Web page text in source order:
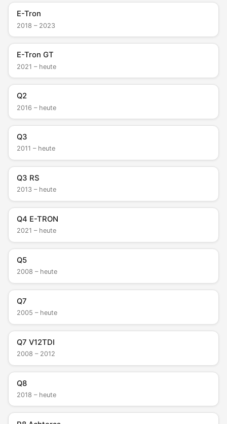
E-Tron
2018 – 2023
E-Tron GT
2021 – heute
Q2
2016 – heute
Q3
2011 – heute
Q3 RS
2013 – heute
Q4 E-TRON
2021 – heute
Q5
2008 – heute
Q7
2005 – heute
Q7 V12TDI
2008 – 2012
Q8
2018 – heute